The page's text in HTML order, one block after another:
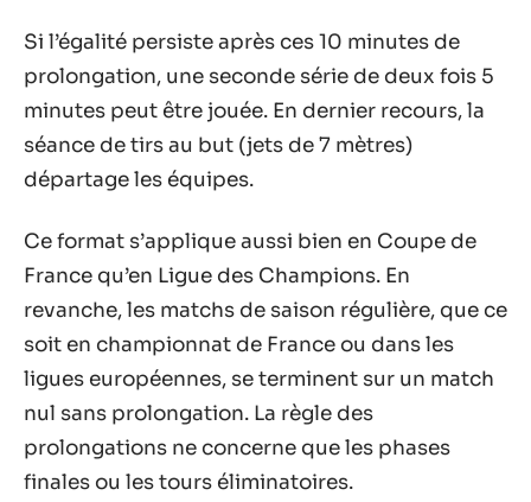
Si l’égalité persiste après ces 10 minutes de
prolongation, une seconde série de deux fois 5
minutes peut être jouée. En dernier recours, la
séance de tirs au but (jets de 7 mètres)
départage les équipes.
Ce format s’applique aussi bien en Coupe de
France qu’en Ligue des Champions. En
revanche, les matchs de saison régulière, que ce
soit en championnat de France ou dans les
ligues européennes, se terminent sur un match
nul sans prolongation. La règle des
prolongations ne concerne que les phases
finales ou les tours éliminatoires.